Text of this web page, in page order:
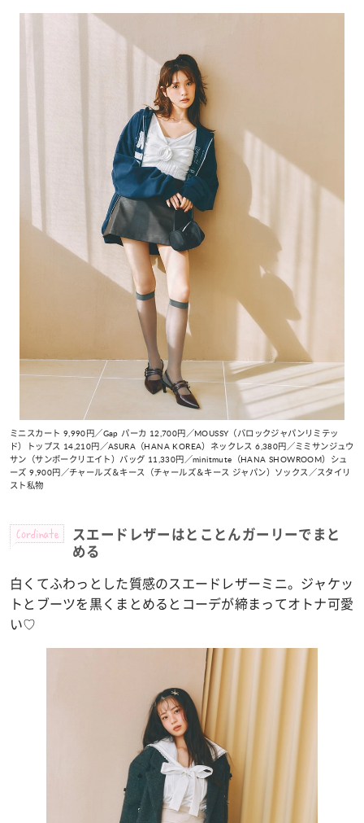
ミニスカート 9,990円／Gap パーカ 12,700円／MOUSSY（バロックジャパンリミテッ
ド）トップス 14,210円／ASURA（HANA KOREA）ネックレス 6,380円／ミミサンジュウ
サン（サンポークリエイト）バッグ 11,330円／minitmute（HANA SHOWROOM）シュ
ーズ 9,900円／チャールズ＆キース（チャールズ＆キース ジャパン）ソックス／スタイリ
スト私物
Cordinate
スエードレザーはとことんガーリーでまと
める
白くてふわっとした質感のスエードレザーミニ。ジャケッ
トとブーツを黒くまとめるとコーデが締まってオトナ可愛
い♡